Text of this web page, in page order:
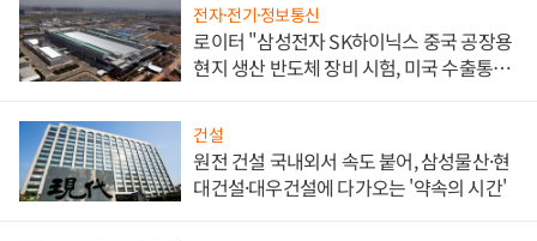
전자·전기·정보통신
로이터 "삼성전자 SK하이닉스 중국 공장용
현지 생산 반도체 장비 시험, 미국 수출통제
건설
원전 건설 국내외서 속도 붙어, 삼성물산·현
대건설·대우건설에 다가오는 '약속의 시간'